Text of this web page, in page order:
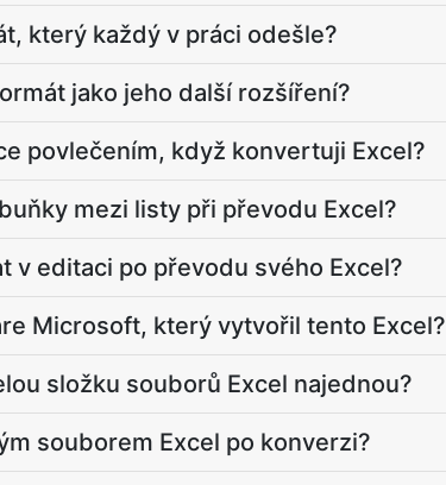
který každý v práci odešle?
jako jeho další rozšíření?
povlečením, když konvertuji Excel?
mezi listy při převodu Excel?
v editaci po převodu svého Excel?
Microsoft, který vytvořil tento Excel?
složku souborů Excel najednou?
souborem Excel po konverzi?